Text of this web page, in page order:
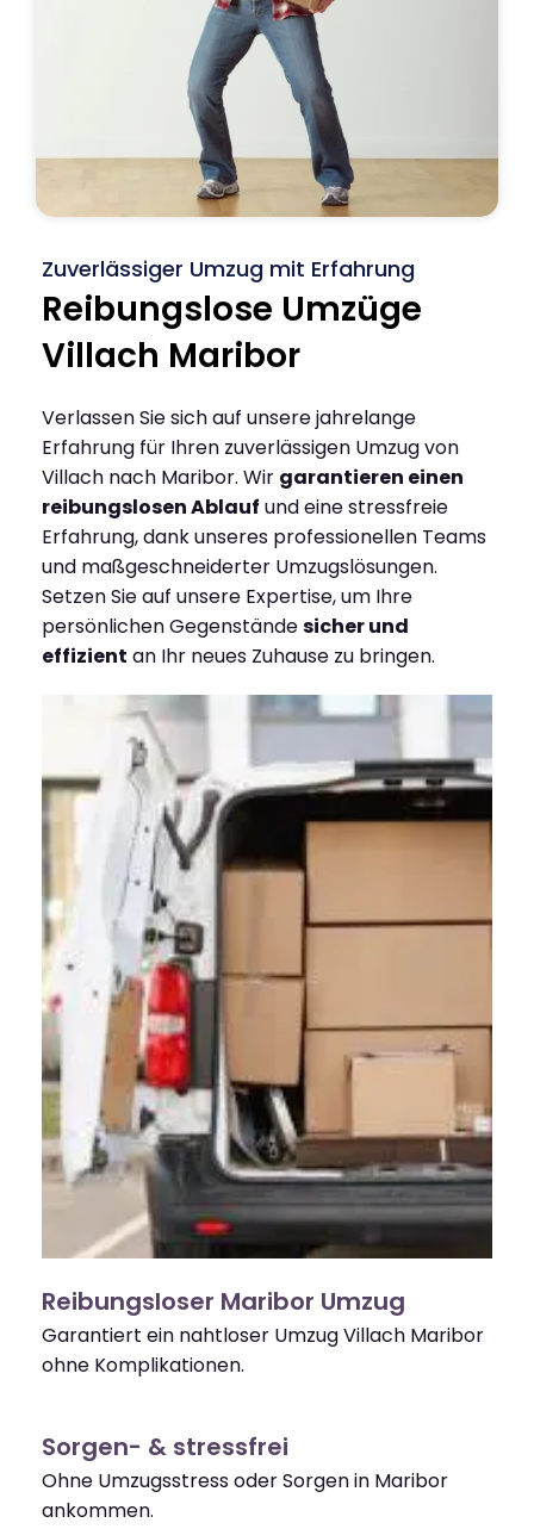
Zuverlässiger Umzug mit Erfahrung
Reibungslose Umzüge
Villach Maribor
Verlassen Sie sich auf unsere jahrelange
Erfahrung für Ihren zuverlässigen Umzug von
Villach nach Maribor. Wir garantieren einen
reibungslosen Ablauf und eine stressfreie
Erfahrung, dank unseres professionellen Teams
und maßgeschneiderter Umzugslösungen.
Setzen Sie auf unsere Expertise, um Ihre
persönlichen Gegenständesicher und
effizient an Ihr neues Zuhause zu bringen.
Reibungsloser Maribor Umzug
Garantiert ein nahtloser Umzug Villach Maribor
ohne Komplikationen.
Sorgen- & stressfrei
Ohne Umzugsstress oder Sorgen in Maribor
ankommen.